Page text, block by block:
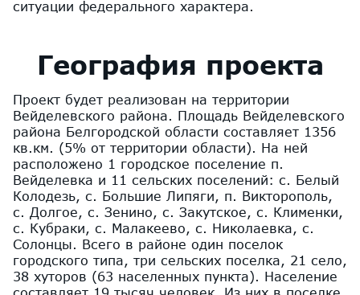
ситуации федерального характера.
География проекта
Проект будет реализован на территории
Вейделевского района. Площадь Вейделевского
района Белгородской области составляет 1356
кв.км. (5% от территории области). На ней
расположено 1 городское поселение п.
Вейделевка и 11 сельских поселений: с. Белый
Колодезь, с. Большие Липяги, п. Викторополь,
с. Долгое, с. Зенино, с. Закутское, с. Клименки,
с. Кубраки, с. Малакеево, с. Николаевка, с.
Солонцы. Всего в районе один поселок
городского типа, три сельских поселка, 21 село,
38 хуторов (63 населенных пункта). Население